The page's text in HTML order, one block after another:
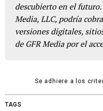
descubierto en el futuro.
Media, LLC, podría
versiones digitales,
de GFR Media por el
Se adhiere a los
TAGS